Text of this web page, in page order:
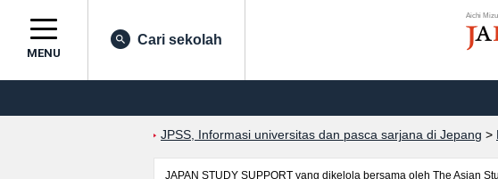
Aichi
MENU
Cari sekolah
JPSS, Informasi universitas dan pasca sarjana di Jepang >
JAPAN STUDY SUPPORT yang dikelola bersama oleh The Asian